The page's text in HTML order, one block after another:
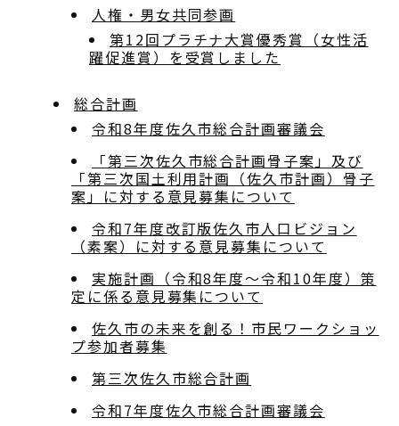
人権・男女共同参画
第12回プラチナ大賞優秀賞（女性活
躍促進賞）を受賞しました
総合計画
令和8年度佐久市総合計画審議会
「第三次佐久市総合計画骨子案」及び
「第三次国土利用計画（佐久市計画）骨子
案」に対する意見募集について
令和7年度改訂版佐久市人口ビジョン
（素案）に対する意見募集について
実施計画（令和8年度～令和10年度）策
定に係る意見募集について
佐久市の未来を創る！市民ワークショッ
プ参加者募集
第三次佐久市総合計画
令和7年度佐久市総合計画審議会